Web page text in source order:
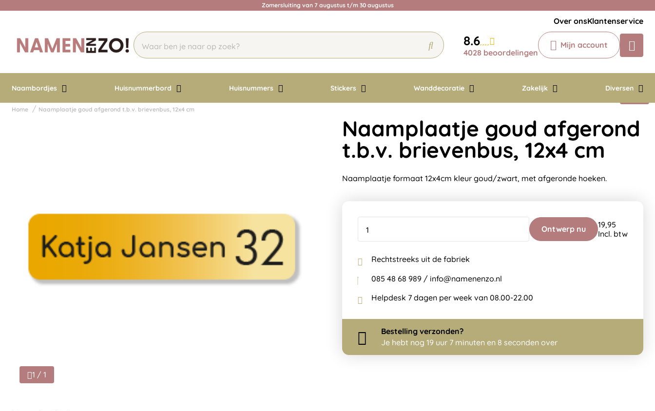
Zomersluiting van 7 augustus t/m 30 augustus
Over onsKlantenservice
8.6
4028 beoordelingen
Mijn account
Naambordjes Huisnummerbord Huisnummers Stickers Wanddecoratie Zakelijk Diversen
Chatbot
Chat 24/7 met onze chatbot voor
Contact
Home Naamplaatje goud afgerond t.b.v. brievenbus, 12x4 cm
1 / 1
Naamplaatje goud afgerond
t.b.v. brievenbus, 12x4 cm
Naamplaatje formaat 12x4cm kleur goud/zwart, met afgeronde hoeken.
Ontwerp nu
19,95
Incl. btw
Rechtstreeks uit de fabriek
085 48 68 989 / info@namenenzo.nl
Helpdesk 7 dagen per week van 08.00-22.00
Bestelling verzonden?
Je hebt nog 19 uur 7 minuten en 7 seconden over